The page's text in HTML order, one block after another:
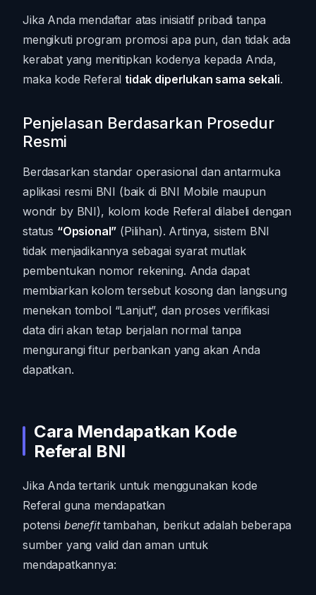
Jika Anda mendaftar atas inisiatif pribadi tanpa
mengikuti program promosi apa pun, dan tidak ada
kerabat yang menitipkan kodenya kepada Anda,
maka kode Referal tidak diperlukan sama sekali.
Penjelasan Berdasarkan Prosedur
Resmi
Berdasarkan standar operasional dan antarmuka
aplikasi resmi BNI (baik di BNI Mobile maupun
wondr by BNI), kolom kode Referal dilabeli dengan
status “Opsional” (Pilihan). Artinya, sistem BNI
tidak menjadikannya sebagai syarat mutlak
pembentukan nomor rekening. Anda dapat
membiarkan kolom tersebut kosong dan langsung
menekan tombol “Lanjut”, dan proses verifikasi
data diri akan tetap berjalan normal tanpa
mengurangi fitur perbankan yang akan Anda
dapatkan.
Cara Mendapatkan Kode
Referal BNI
Jika Anda tertarik untuk menggunakan kode
Referal guna mendapatkan
potensi benefittambahan, berikut adalah beberapa
sumber yang valid dan aman untuk
mendapatkannya: